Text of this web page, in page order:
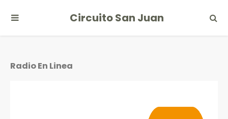
Circuito San Juan
Radio En Linea